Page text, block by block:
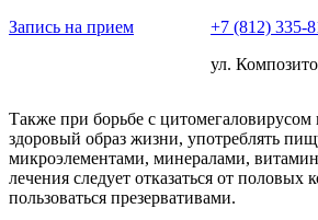
Запись на прием
+7 (812) 335-
ул.
Также при борьбе с цитомегаловирусом
здоровый образ жизни, употреблять
микроэлементами, минералами,
лечения следует отказаться от половых
пользоваться презервативами.